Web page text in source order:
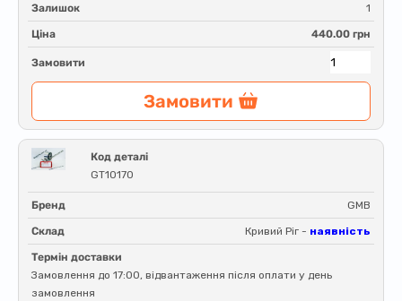
Залишок 1
Ціна 440.00 грн
Замовити
Замовити
Код деталі
GT10170
Бренд GMB
Склад Кривий Ріг - наявність
Термін доставки
Замовлення до 17:00, відвантаження після оплати у день
замовлення